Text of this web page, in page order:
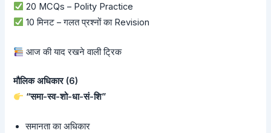
20 MCQs – Polity Practice
10 मिनट – गलत प्रश्नों का Revision
आज की याद रखने वाली ट्रिक
मौलिक अधिकार (6)
“समा-स्व-शो-धा-सं-शि”
समानता का अधिकार